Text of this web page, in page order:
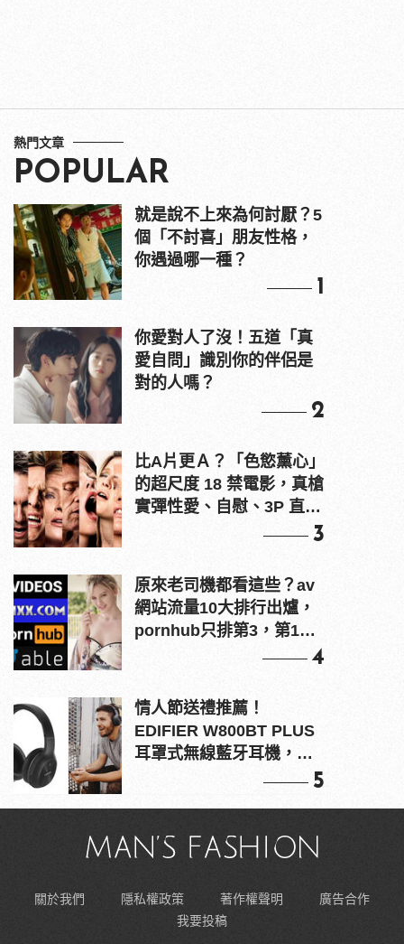
熱門文章
POPULAR
就是說不上來為何討厭？5
個「不討喜」朋友性格，
你遇過哪一種？
1
你愛對人了沒！五道「真
愛自問」識別你的伴侶是
對的人嗎？
2
比A片更Ａ？「色慾薰心」
的超尺度 18 禁電影，真槍
實彈性愛、自慰、3P 直接
3
原來老司機都看這些？av
網站流量10大排行出爐，
pornhub只排第3，第1名
4
情人節送禮推薦！
EDIFIER W800BT PLUS
耳罩式無線藍牙耳機，在
5
關於我們 隱私權政策 著作權聲明
廣告合作
我要投稿